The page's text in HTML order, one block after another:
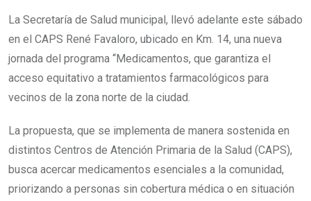
La Secretaría de Salud municipal, llevó adelante este sábado
en el CAPS René Favaloro, ubicado en Km. 14, una nueva
jornada del programa “Medicamentos, que garantiza el
acceso equitativo a tratamientos farmacológicos para
vecinos de la zona norte de la ciudad.
La propuesta, que se implementa de manera sostenida en
distintos Centros de Atención Primaria de la Salud (CAPS),
busca acercar medicamentos esenciales a la comunidad,
priorizando a personas sin cobertura médica o en situación